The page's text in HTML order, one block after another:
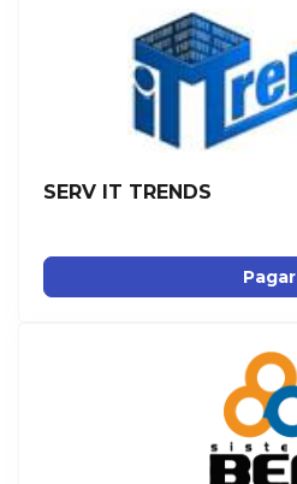
SERV IT TRENDS
Pagar